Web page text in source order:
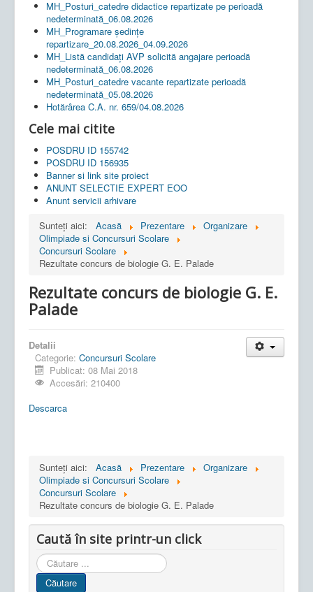
MH_Posturi_catedre didactice repartizate pe perioadă
nedeterminată_06.08.2026
MH_Programare ședințe
repartizare_20.08.2026_04.09.2026
MH_Listă candidați AVP solicită angajare perioadă
nedeterminată_06.08.2026
MH_Posturi_catedre vacante repartizate perioadă
nedeterminată_05.08.2026
Hotărârea C.A. nr. 659/04.08.2026
Cele mai citite
POSDRU ID 155742
POSDRU ID 156935
Banner si link site proiect
ANUNT SELECTIE EXPERT EOO
Anunt servicii arhivare
Sunteți aici:
Acasă Prezentare
Organizare
Olimpiade si Concursuri Scolare
Concursuri Scolare
Rezultate concurs de biologie G. E. Palade
Rezultate concurs de biologie G. E.
Palade
Detalii
Categorie: Concursuri Scolare
Publicat: 08 Mai 2018
Accesări: 210400
Descarca
Sunteți aici: Acasă Prezentare
Organizare
Olimpiade si Concursuri Scolare
Concursuri Scolare
Rezultate concurs de biologie G. E. Palade
Caută în site printr-un click
Cauta
in
site
Căutare